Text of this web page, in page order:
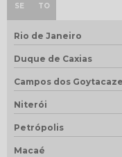
SE TO
Rio de Janeiro
Duque de Caxias
Campos dos
Niterói
Petrópolis
Macaé